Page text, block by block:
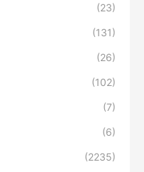
(23)
(131)
(26)
(102)
(7)
(6)
(2235)